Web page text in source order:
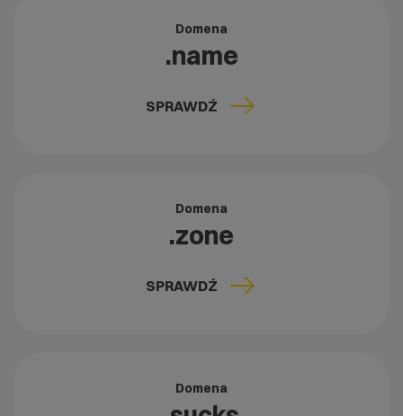
Domena
.name
SPRAWDŹ
Domena
.zone
SPRAWDŹ
Domena